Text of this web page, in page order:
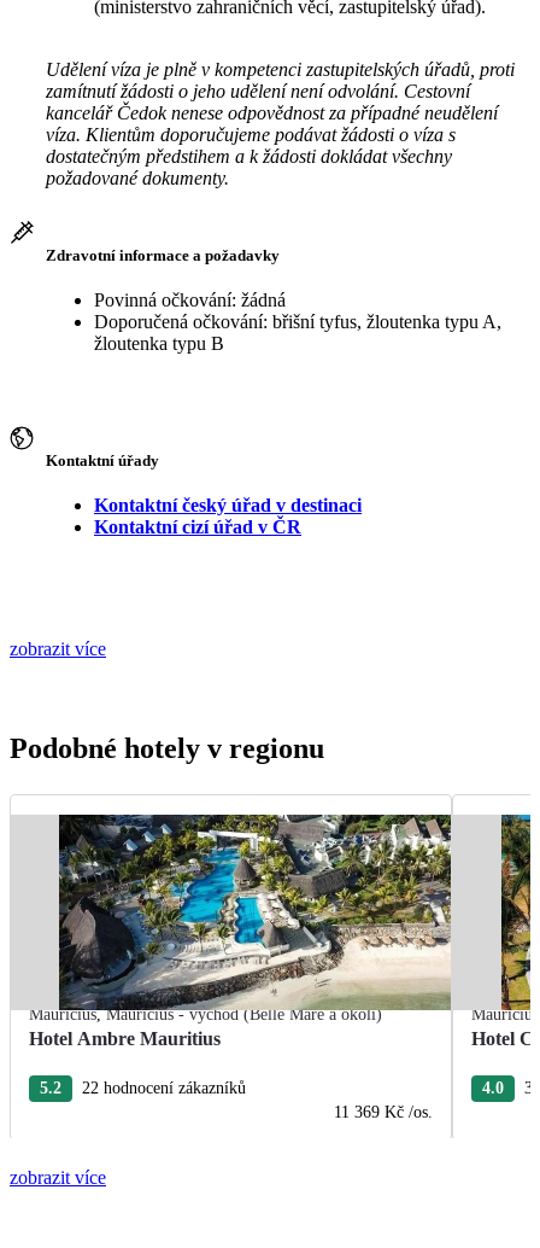
(ministerstvo zahraničních věcí, zastupitelský úřad).
Udělení víza je plně v kompetenci zastupitelských úřadů, proti
zamítnutí žádosti o jeho udělení není odvolání. Cestovní
kancelář Čedok nenese odpovědnost za případné neudělení
víza. Klientům doporučujeme podávat žádosti o víza s
dostatečným předstihem a k žádosti dokládat všechny
požadované dokumenty.
Zdravotní informace a požadavky
Povinná očkování: žádná
Doporučená očkování: břišní tyfus, žloutenka typu A,
žloutenka typu B
Kontaktní úřady
Kontaktní český úřad v destinaci
Kontaktní cizí úřad v ČR
zobrazit více
Podobné hotely v regionu
Mauricius,Mauricius - východ (Belle Mare a okolí)
Hotel Ambre Mauritius
5.2
22 hodnocení zákazníků
11 369 Kč /os.
Mauricius
Hotel
4.0 3
zobrazit více